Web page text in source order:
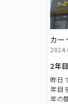
カー
2年
昨日
年目
年の